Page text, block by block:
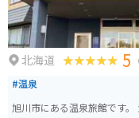
北海道 5
#温泉
旭川市にある温泉旅館です